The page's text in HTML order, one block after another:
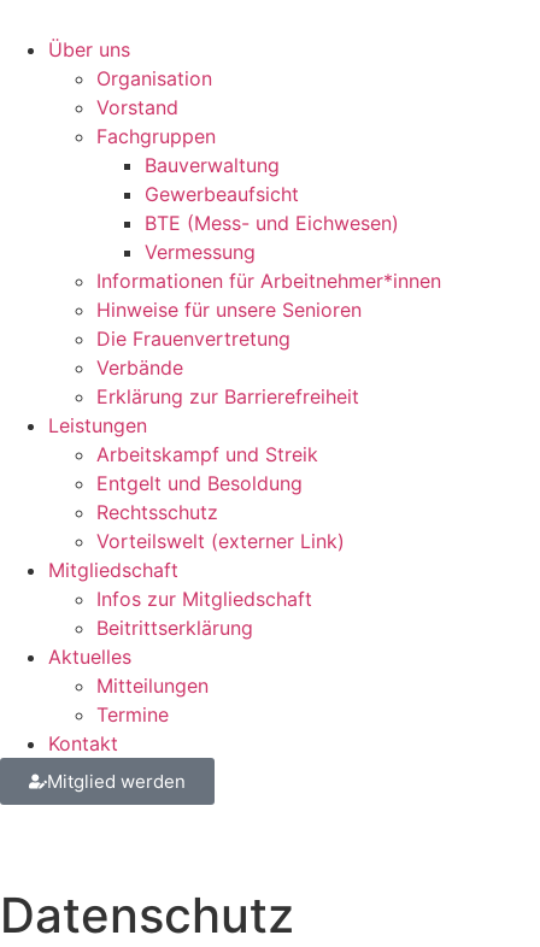
Über uns
Orga­ni­sa­tion
Vorstand
Fach­gruppen
Bauver­wal­tung
Gewer­be­auf­sicht
BTE (Mess- und Eichwesen)
Vermes­sung
Infor­ma­tionen für Arbeitnehmer*innen
Hinweise für unsere Senioren
Die Frau­en­ver­tre­tung
Verbände
Erklä­rung zur Barrierefreiheit
Leis­tungen
Arbeits­kampf und Streik
Entgelt und Besoldung
Rechts­schutz
Vorteils­welt (externer Link)
Mitglied­schaft
Infos zur Mitgliedschaft
Beitritts­er­klä­rung
Aktu­elles
Mittei­lungen
Termine
Kontakt
Mitglied werden
Daten­schutz